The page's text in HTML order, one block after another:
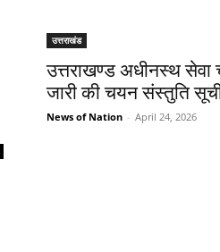
उत्तराखंड
उत्तराखण्ड अधीनस्थ
जारी की चयन संस्तुति
News of Nation - April 24, 2026